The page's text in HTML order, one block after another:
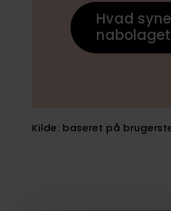
Hvad
Kilde: baseret på